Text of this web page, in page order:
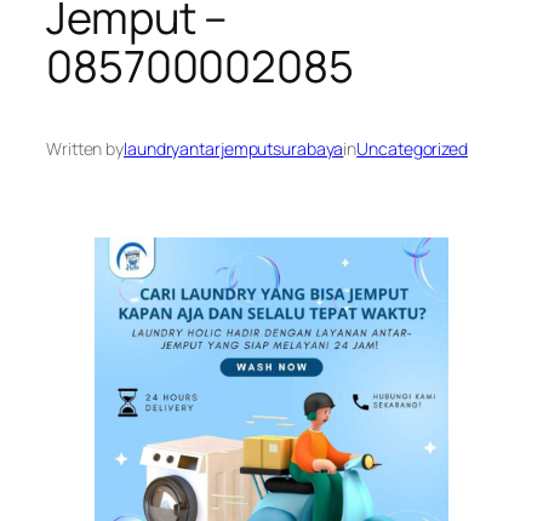
Jemput –
085700002085
Written bylaundryantarjemputsurabayainUncategorized